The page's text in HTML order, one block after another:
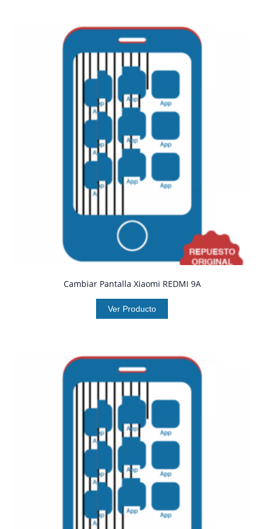
Cambiar Pantalla Xiaomi REDMI 9A
Ver Producto